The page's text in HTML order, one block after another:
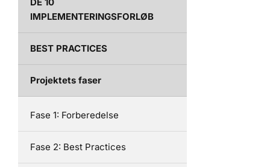
IMPLEMENTERINGSFORLØB
BEST PRACTICES
Projektets faser
Fase 1: Forberedelse
Fase 2: Best Practices